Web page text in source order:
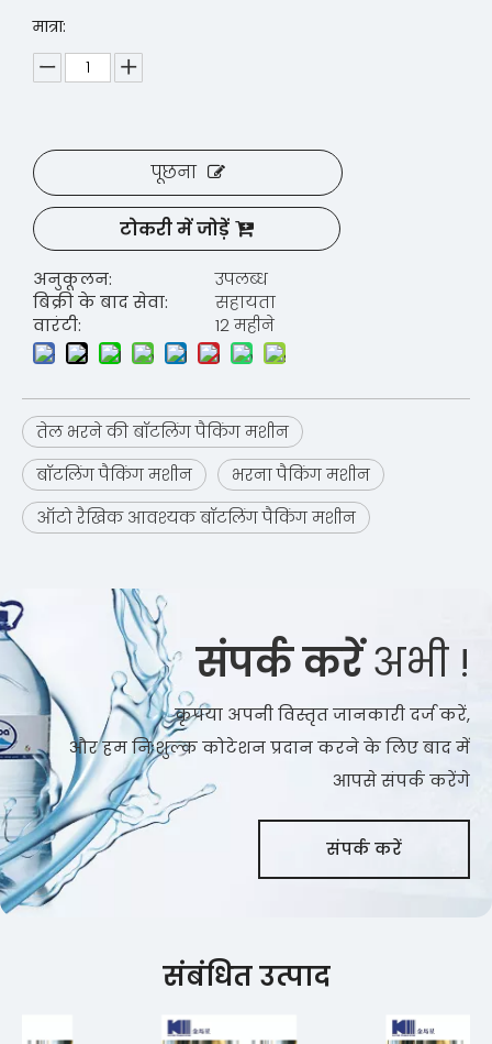
मात्रा:
पूछना
टोकरी में जोड़ें
अनुकूलन:
उपलब्ध
बिक्री के बाद सेवा:
सहायता
वारंटी:
12 महीने
तेल भरने की बॉटलिंग पैकिंग मशीन
बॉटलिंग पैकिंग मशीन
भरना पैकिंग मशीन
ऑटो रैखिक आवश्यक बॉटलिंग पैकिंग मशीन
संपर्क करेंअभी !
कृपया अपनी विस्तृत जानकारी दर्ज करें,
और हम निःशुल्क कोटेशन प्रदान करने के लिए बाद में
आपसे संपर्क करेंगे
संपर्क करें
संबंधित उत्पाद